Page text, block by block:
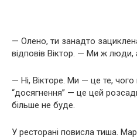
— Олено, ти занадто
відповів Віктор. — Ми ж люди,
— Ні, Вікторе. Ми — це те, чого
“досягнення” — це цей
більше не буде.
У ресторані повисла тиша.